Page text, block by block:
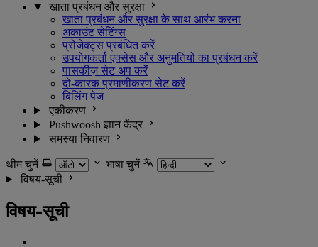
खाता प्रबंधन और सुरक्षा
खाता प्रबंधन और सुरक्षा के साथ आरंभ करना
अकाउंट सेटिंग्स
प्रोजेक्ट्स प्रबंधित करें
उपयोगकर्ता एक्सेस और अनुमतियों का प्रबंधन करें
पासकीज़ सेट अप करें
दो-कारक प्रमाणीकरण सेट करें
बिलिंग पेज
एकीकरण
Pushwoosh ज्ञान केंद्र
समस्या निवारण
थीम चुनें
भाषा चुनें
विषय-सूची
विषय-सूची